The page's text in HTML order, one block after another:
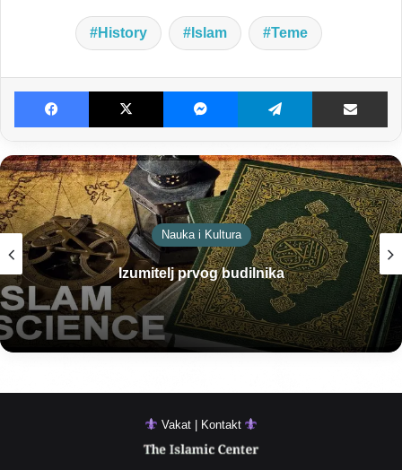
History Islam Teme
Facebook X Messenger Telegram
Nauka i Kultura
Izumitelj prvog budilnika
Vakat | Kontakt